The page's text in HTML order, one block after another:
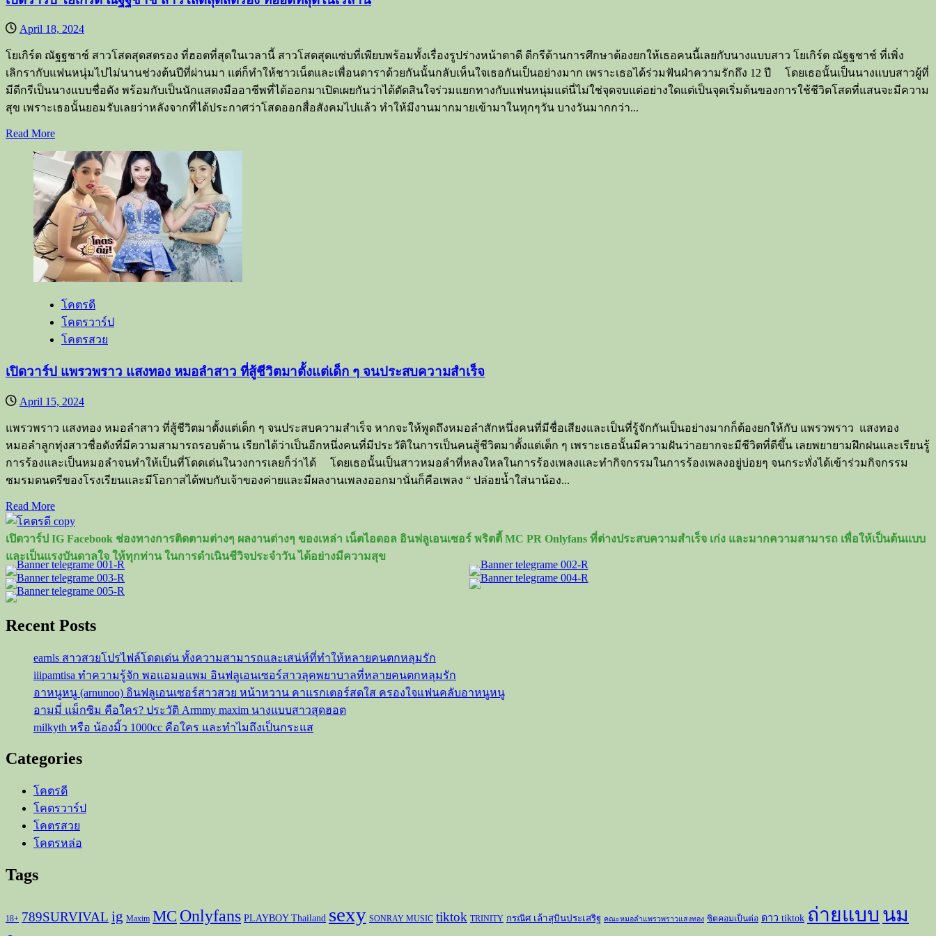
April 18, 2024
โยเกิร์ต ณัฐฐชาช์ สาวโสดสุดสตรอง ที่ฮอตที่สุดในเวลานี้ สาวโสดสุดแซ่บที่เพียบพร้อมทั้งเรื่องรูปร่างหน้าตาดี ดีกรีด้านการศึกษาต้องยกให้เธอคนนี้เลยกับนางแบบสาว โยเกิร์ต ณัฐฐชาช์ ที่เพิ่ง
เลิกรากับแฟนหนุ่มไปไม่นานช่วงต้นปีที่ผ่านมา แต่ก็ทำให้ชาวเน็ตและเพื่อนดาราด้วยกันนั้นกลับเห็นใจเธอกันเป็นอย่างมาก เพราะเธอได้ร่วมฟันฝ่าความรักถึง 12 ปี โดยเธอนั้นเป็นนางแบบสาวผู้ที่
มีดีกรีเป็นนางแบบชื่อดัง พร้อมกับเป็นนักแสดงมืออาชีพที่ได้ออกมาเปิดเผยกันว่าได้ตัดสินใจร่วมแยกทางกับแฟนหนุ่มแต่นี่ไม่ใช่จุดจบแต่อย่างใดแต่เป็นจุดเริ่มต้นของการใช้ชีวิตโสดที่แสนจะมีความ
สุข เพราะเธอนั้นยอมรับเลยว่าหลังจากที่ได้ประกาศว่าโสดออกสื่อสังคมไปแล้ว ทำให้มีงานมากมายเข้ามาในทุกๆวัน บางวันมากกว่า...
Read MoreRead
about
เปิด
วาร์
ป
โย
เกิร์ต
ณัฐฐ
ชาช์
โสด
สุด
ตรอง
ฮอต
ใน
เวลา
นี้
โคตรดี
โคตรวาร์ป
โคตรสวย
เปิดวาร์ป แพรวพราว แสงทอง หมอลำสาว ที่สู้ชีวิตมาตั้งแต่เด็ก ๆ จนประสบความสำเร็จ
April 15, 2024
แพรวพราว แสงทอง หมอลำสาว ที่สู้ชีวิตมาตั้งแต่เด็ก ๆ จนประสบความสำเร็จ หากจะให้พูดถึงหมอลำสักหนึ่งคนที่มีชื่อเสียงและเป็นที่รู้จักกันเป็นอย่างมากก็ต้องยกให้กับ แพรวพราว แสงทอง
หมอลำลูกทุ่งสาวชื่อดังที่มีความสามารถรอบด้าน เรียกได้ว่าเป็นอีกหนึ่งคนที่มีประวัติในการเป็นคนสู้ชีวิตมาตั้งแต่เด็ก ๆ เพราะเธอนั้นมีความฝันว่าอยากจะมีชีวิตที่ดีขึ้น เลยพยายามฝึกฝนและเรียนรู้
การร้องและเป็นหมอลำจนทำให้เป็นที่โดดเด่นในวงการเลยก็ว่าได้ โดยเธอนั้นเป็นสาวหมอลำที่หลงใหลในการร้องเพลงและทำกิจกรรมในการร้องเพลงอยู่บ่อยๆ จนกระทั่งได้เข้าร่วมกิจกรรม
ชมรมดนตรีของโรงเรียนและมีโอกาสได้พบกับเจ้าของค่ายและมีผลงานเพลงออกมานั่นก็คือเพลง “ ปล่อยน้ำใส่นาน้อง...
Read MoreRead
more
about
เปิด
วาร์
ป
แพรวพราว
หมอลำ
ชีวิต
ตั้งแต่
เด็ก
จน
ประสบ
ความ
สำเร็จ
เปิดวาร์ป IG Facebook ช่องทางการติดตามต่างๆ ผลงานต่างๆ ของเหล่า เน็ตไอดอล อินฟลูเอนเซอร์ พริตตี้ MC PR Onlyfans ที่ต่างประสบความสำเร็จ เก่ง และมากความสามารถ เพื่อให้เป็นต้นแบบ
และเป็นแรงบันดาลใจ ให้ทุกท่าน ในการดำเนินชีวิจประจำวัน ได้อย่างมีความสุข
Recent Posts
earnls สาวสวยโปรไฟล์โดดเด่น ทั้งความสามารถและเสน่ห์ที่ทำให้หลายคนตกหลุมรัก
iiipamtisa ทำความรู้จัก พอแอมอแพม อินฟลูเอนเซอร์สาวลุคพยาบาลที่หลายคนตกหลุมรัก
อาหนูหนู (arnunoo) อินฟลูเอนเซอร์สาวสวย หน้าหวาน คาแรกเตอร์สดใส ครองใจแฟนคลับอาหนูหนู
อามมี่ แม็กซิม คือใคร? ประวัติ Armmy maxim นางแบบสาวสุดฮอต
milkyth หรือ น้องมิ้ว 1000cc คือใคร และทำไมถึงเป็นกระแส
Categories
โคตรดี
โคตรวาร์ป
โคตรสวย
โคตรหล่อ
Tags
18+ 789SURVIVAL ig Maxim MC Onlyfans PLAYBOY Thailand sexy SONRAY MUSIC tiktok TRINITY กรณิศ เล้าสุบินประเสริฐ คณะหมอลำแพรวพราวแสงทอง ซิตคอมเป็นต่อ ดาว tiktok ถ่ายแบบ นม